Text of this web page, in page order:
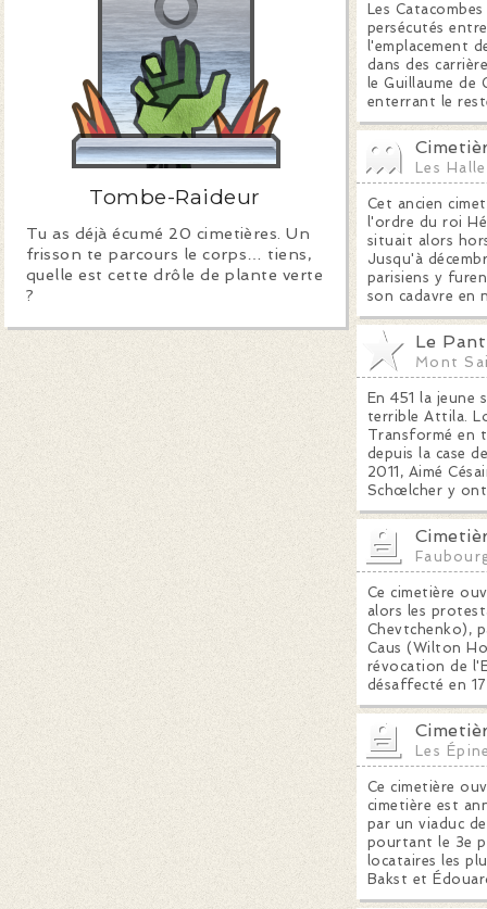
Tombe-Raideur
Tu as déjà écumé 20 cimetières. Un
frisson te parcours le corps… tiens,
quelle est cette drôle de plante verte
?
Les
persécutés
l'emplacement
dans des
le Guillaume de
enterrant le
Les
Cet ancien
l'ordre du roi
situait alors
Jusqu'à
parisiens y
son cadavre en
Le
Mont
En 451 la jeune
terrible Attila.
Transformé en
depuis la case
2011, Aimé
Schœlcher y ont
Ce cimetière
alors les
Chevtchenko),
Caus (Wilton
révocation de
désaffecté en
Les
Ce cimetière
cimetière est
par un viaduc
pourtant le 3e
locataires les
Bakst et